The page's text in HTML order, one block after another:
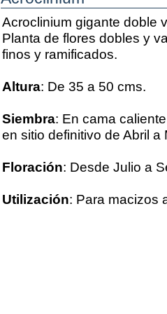
Acroclinium gigante doble
Planta de flores dobles y
finos y ramificados.
Altura: De 35 a 50 cms.
Siembra: En cama
en sitio definitivo de Abril a
Floración: Desde Julio a
Utilización: Para macizos